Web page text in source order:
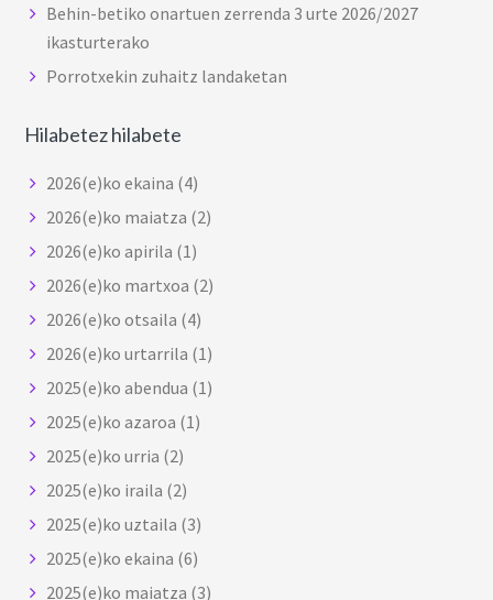
Behin-betiko onartuen zerrenda 3 urte 2026/2027
ikasturterako
Porrotxekin zuhaitz landaketan
Hilabetez hilabete
2026(e)ko ekaina (4)
2026(e)ko maiatza (2)
2026(e)ko apirila (1)
2026(e)ko martxoa (2)
2026(e)ko otsaila (4)
2026(e)ko urtarrila (1)
2025(e)ko abendua (1)
2025(e)ko azaroa (1)
2025(e)ko urria (2)
2025(e)ko iraila (2)
2025(e)ko uztaila (3)
2025(e)ko ekaina (6)
2025(e)ko maiatza (3)